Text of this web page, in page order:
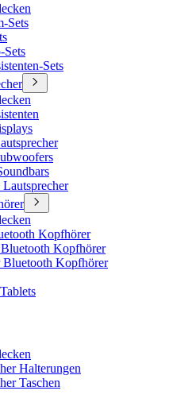
Sets
Sets
Kopfhörer
Kopfhörer
Bluetooth Kopfhörer
Halterungen
Taschen